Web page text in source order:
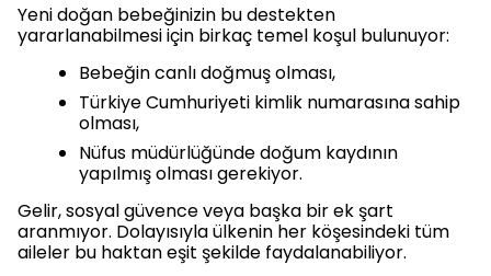
Yeni doğan bebeğinizin bu destekten
yararlanabilmesi için birkaç temel koşul bulunuyor:
Bebeğin canlı doğmuş olması,
Türkiye Cumhuriyeti kimlik numarasına sahip
olması,
Nüfus müdürlüğünde doğum kaydının
yapılmış olması gerekiyor.
Gelir, sosyal güvence veya başka bir ek şart
aranmıyor. Dolayısıyla ülkenin her köşesindeki tüm
aileler bu haktan eşit şekilde faydalanabiliyor.